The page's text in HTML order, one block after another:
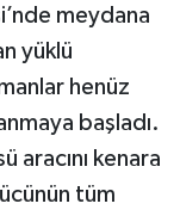
meydana
yüklü
henüz
başladı.
aracını kenara
tüm